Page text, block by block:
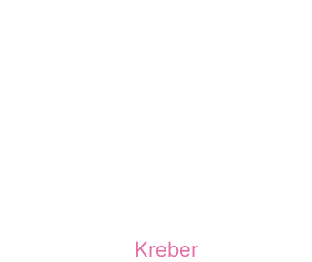
Kreber